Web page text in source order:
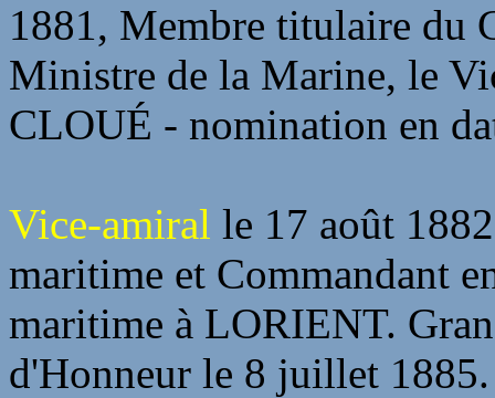
1881, Membre titulaire du
Ministre de la Marine, le
CLOUÉ - nomination en
Vice-amiral le 17 août
maritime et Commandant
maritime à LORIENT.
d'Honneur le 8 juillet